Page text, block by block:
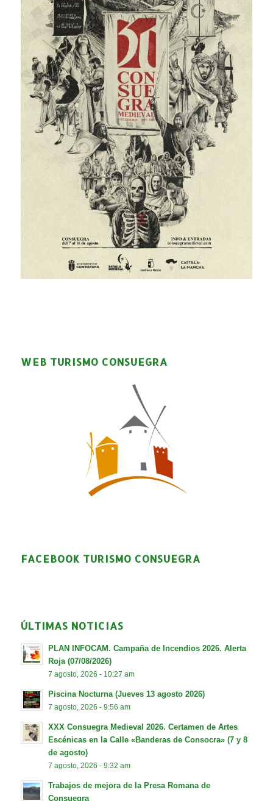
WEB TURISMO CONSUEGRA
FACEBOOK TURISMO CONSUEGRA
ÚLTIMAS NOTICIAS
PLAN INFOCAM. Campaña de Incendios 2026. Alerta
Roja (07/08/2026)
7 agosto, 2026 - 10:27 am
Piscina Nocturna (Jueves 13 agosto 2026)
7 agosto, 2026 - 9:56 am
XXX Consuegra Medieval 2026. Certamen de Artes
Escénicas en la Calle «Banderas de Consocra» (7 y 8
de agosto)
7 agosto, 2026 - 9:32 am
Trabajos de mejora de la Presa Romana de
Consuegra